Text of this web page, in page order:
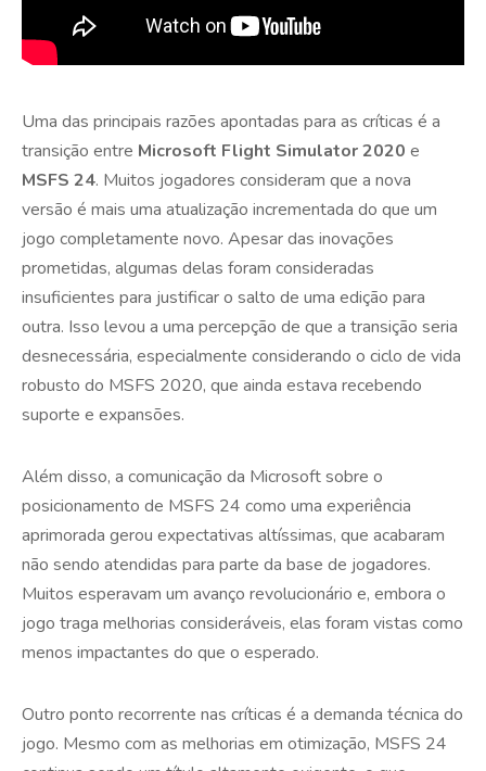
Uma das principais razões apontadas para as críticas é a
transição entre Microsoft Flight Simulator 2020 e
MSFS 24. Muitos jogadores consideram que a nova
versão é mais uma atualização incrementada do que um
jogo completamente novo. Apesar das inovações
prometidas, algumas delas foram consideradas
insuficientes para justificar o salto de uma edição para
outra. Isso levou a uma percepção de que a transição seria
desnecessária, especialmente considerando o ciclo de vida
robusto do MSFS 2020, que ainda estava recebendo
suporte e expansões.
Além disso, a comunicação da Microsoft sobre o
posicionamento de MSFS 24 como uma experiência
aprimorada gerou expectativas altíssimas, que acabaram
não sendo atendidas para parte da base de jogadores.
Muitos esperavam um avanço revolucionário e, embora o
jogo traga melhorias consideráveis, elas foram vistas como
menos impactantes do que o esperado.
Outro ponto recorrente nas críticas é a demanda técnica do
jogo. Mesmo com as melhorias em otimização, MSFS 24